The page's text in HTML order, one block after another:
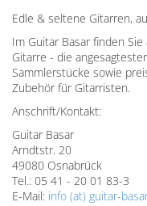
Edle & seltene Gitarren,
Im Guitar Basar finden
Gitarre - die
Sammlerstücke sowie
Zubehör für Gitarristen.
Anschrift/Kontakt:
Guitar Basar
Arndtstr. 20
49080 Osnabrück
Tel.: 05 41 - 20 01 83-3
E-Mail: info (at) guitar-